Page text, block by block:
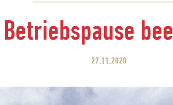
Betriebspause
27.11.2020